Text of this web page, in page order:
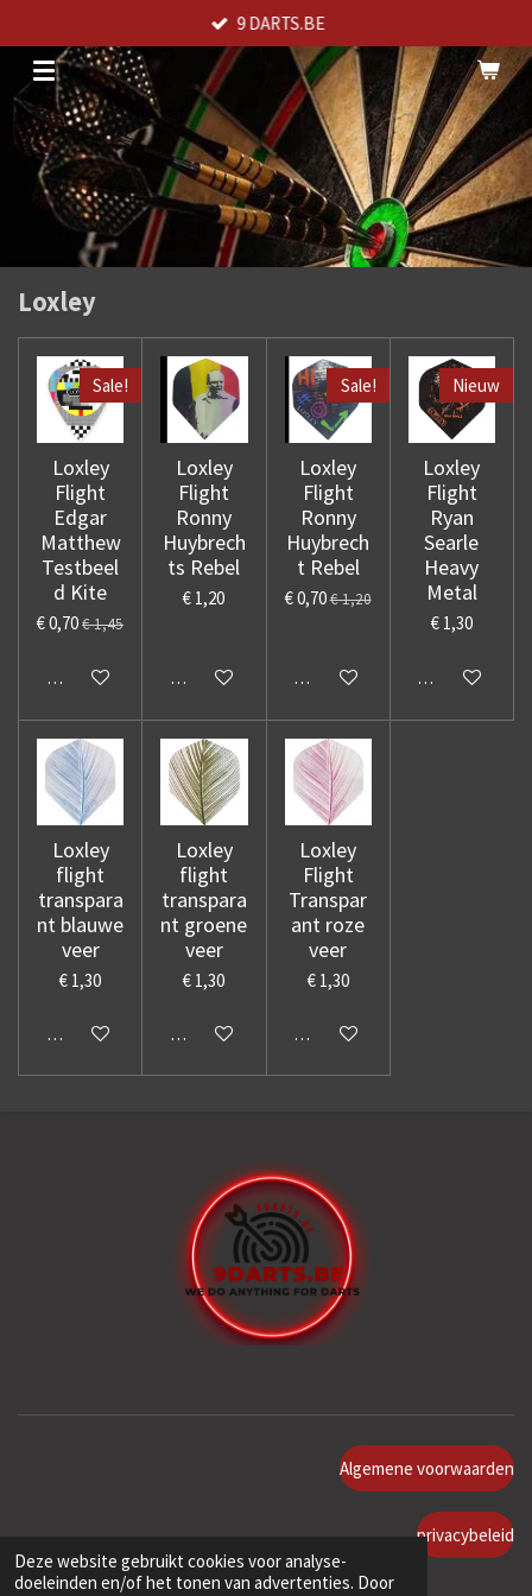
Deze website gebruikt cookies voor analyse-
doeleinden en/of het tonen van advertenties. Door
direct
naar
de
hoofdinhoud
9 DARTS.BE
Loxley
Sale!
Loxley
Flight
Edgar
Matthew
Testbeel
d Kite
€ 0,70€ 1,45
In winkelwagen
Loxley
Flight
Ronny
Huybrech
ts Rebel
€ 1,20
In winkelwagen
Sale!
Loxley
Flight
Ronny
Huybrech
t Rebel
€ 0,70€ 1,20
In winkelwagen
Nieuw
Loxley
Flight
Ryan
Searle
Heavy
Metal
€ 1,30
In winkelwagen
Loxley
flight
transpara
nt blauwe
veer
€ 1,30
In winkelwagen
Loxley
flight
transpara
nt groene
veer
€ 1,30
In winkelwagen
Loxley
Flight
Transpar
ant roze
veer
€ 1,30
In winkelwagen
Algemene voorwaarden
privacybeleid